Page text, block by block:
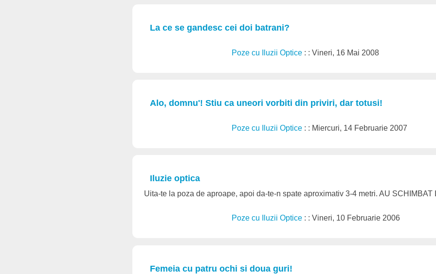
La ce se gandesc cei doi batrani?
Poze cu Iluzii Optice : : Vineri, 16 Mai 2008
Alo, domnu'! Stiu ca uneori vorbiti din priviri, dar totusi!
Poze cu Iluzii Optice : : Miercuri, 14 Februarie 2007
Iluzie optica
Uita-te la poza de aproape, apoi da-te-n spate aproximativ 3-4 metri. AU
Poze cu Iluzii Optice : : Vineri, 10 Februarie 2006
Femeia cu patru ochi si doua guri!